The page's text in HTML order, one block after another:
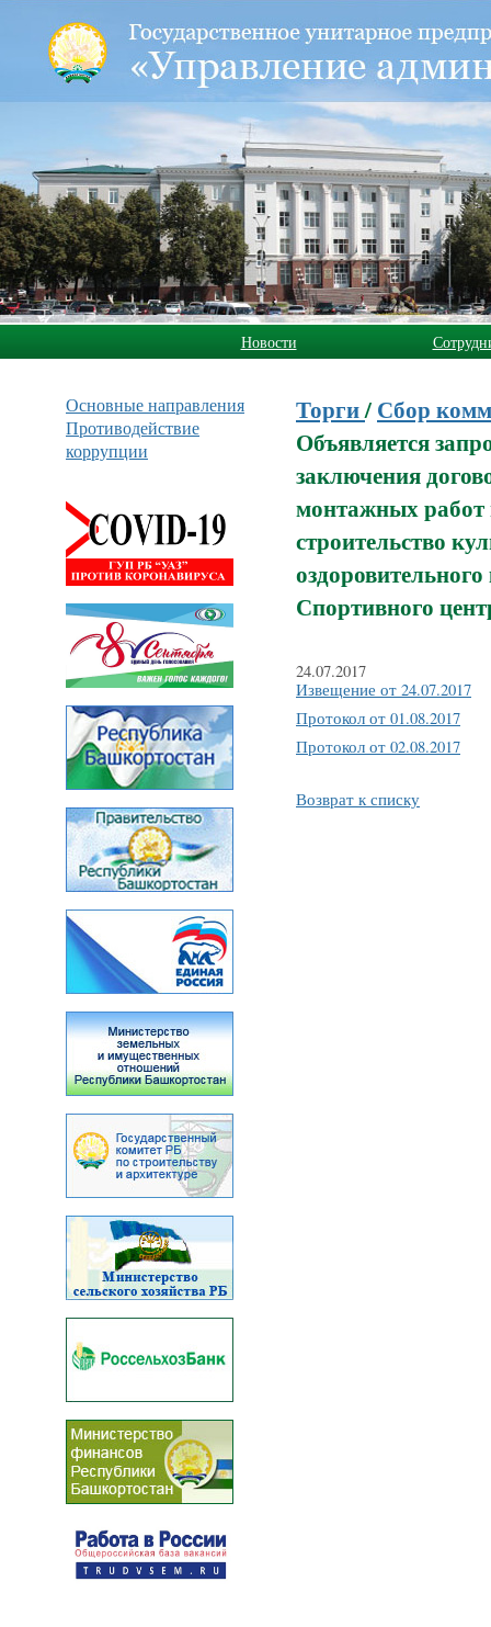
Новости
Основные направления
Противодействие
коррупции
Торги/ Сбор
Объявляется
заключения
монтажных работ
строительство
Спортивного
24.07.2017
Извещение от 24.07.2017
Протокол от 01.08.2017
Протокол от 02.08.2017
Возврат к списку